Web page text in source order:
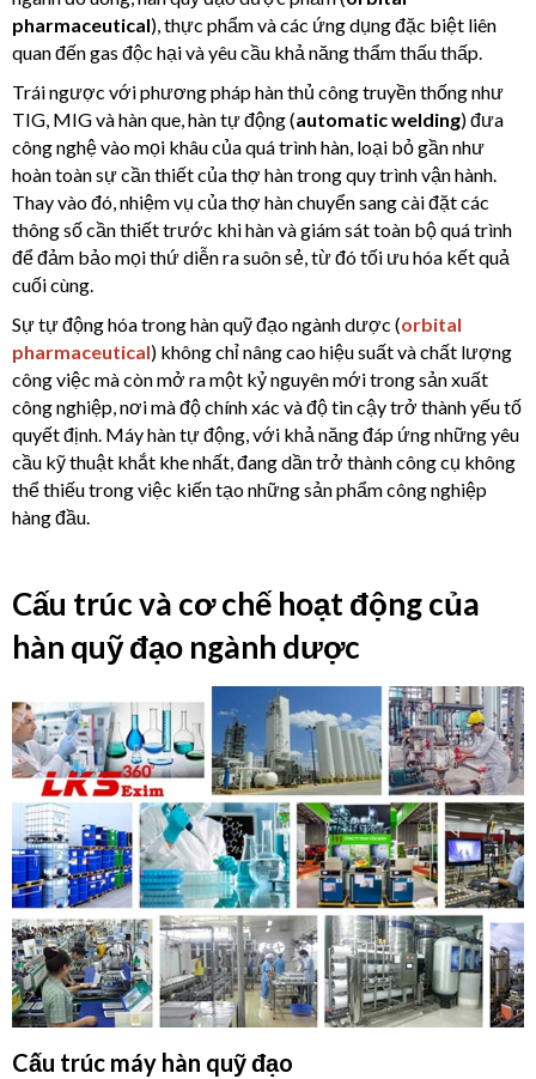
pharmaceutical), thực phẩm và các ứng dụng đặc biệt liên
quan đến gas độc hại và yêu cầu khả năng thẩm thấu thấp.
Trái ngược với phương pháp hàn thủ công truyền thống như
TIG, MIG và hàn que, hàn tự động (automatic welding) đưa
công nghệ vào mọi khâu của quá trình hàn, loại bỏ gần như
hoàn toàn sự cần thiết của thợ hàn trong quy trình vận hành.
Thay vào đó, nhiệm vụ của thợ hàn chuyển sang cài đặt các
thông số cần thiết trước khi hàn và giám sát toàn bộ quá trình
để đảm bảo mọi thứ diễn ra suôn sẻ, từ đó tối ưu hóa kết quả
cuối cùng.
Sự tự động hóa trong hàn quỹ đạo ngành dược (orbital
pharmaceutical) không chỉ nâng cao hiệu suất và chất lượng
công việc mà còn mở ra một kỷ nguyên mới trong sản xuất
công nghiệp, nơi mà độ chính xác và độ tin cậy trở thành yếu tố
quyết định. Máy hàn tự động, với khả năng đáp ứng những yêu
cầu kỹ thuật khắt khe nhất, đang dần trở thành công cụ không
thể thiếu trong việc kiến tạo những sản phẩm công nghiệp
hàng đầu.
Cấu trúc và cơ chế hoạt động của
hàn quỹ đạo ngành dược
Cấu trúc máy hàn quỹ đạo